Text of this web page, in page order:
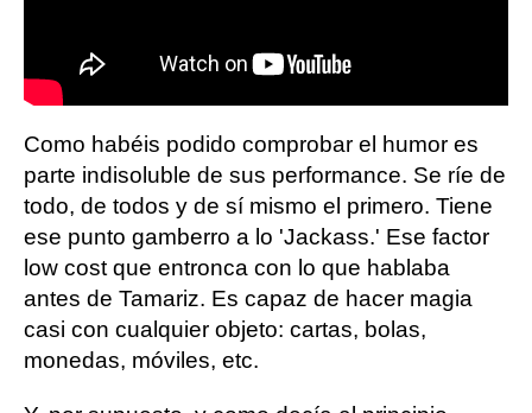
Como habéis podido comprobar el humor es
parte indisoluble de sus performance. Se ríe de
todo, de todos y de sí mismo el primero. Tiene
ese punto gamberro a lo 'Jackass.' Ese factor
low cost que entronca con lo que hablaba
antes de Tamariz. Es capaz de hacer magia
casi con cualquier objeto: cartas, bolas,
monedas, móviles, etc.